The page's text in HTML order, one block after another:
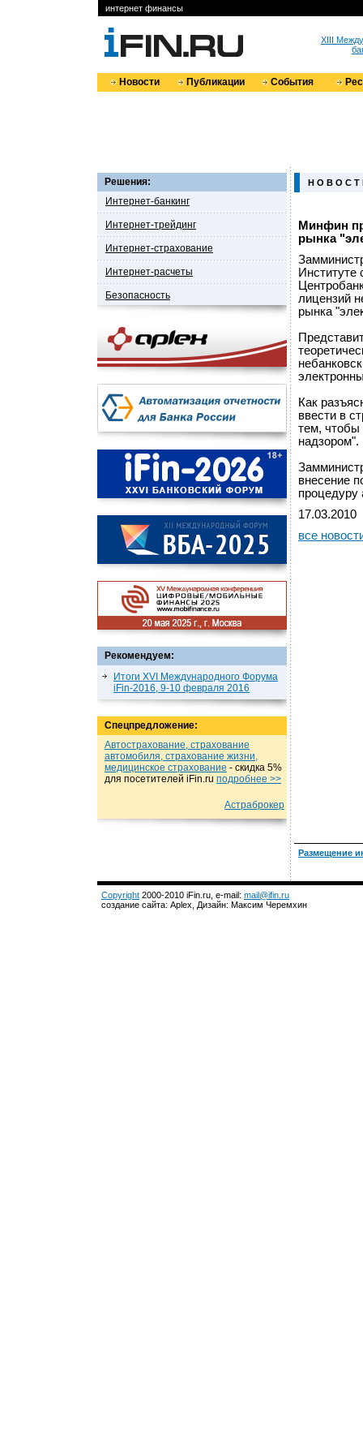
интернет финансы
XIII
Новости Публикации События
Решения:
Интернет-банкинг
Интернет-трейдинг
Интернет-страхование
Интернет-расчеты
Безопасность
Рекомендуем:
Итоги XVI Международного Форума
iFin-2016, 9-10 февраля 2016
Спецпредложение:
Автострахование, страхование
автомобиля, страхование жизни,
медицинское страхование - cкидка 5%
для посетителей iFin.ru подробнеe >>
Астраброкер
Н О В О С Т
Минфин
рынка
Институте
лицензий
рынка
Как
ввести в
тем, чтобы
надзором".
внесение
процедуру
17.03.2010
все
Размещение
Copyright 2000-2010 iFin.ru, e-mail: mail@ifin.ru
создание сайта: Aplex, Дизайн: Максим Черемхин